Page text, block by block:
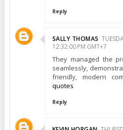
Reply
SALLY THOMAS
12:32:00 PM GMT+7
They managed the
seamlessly,
friendly, modern
quotes
Reply